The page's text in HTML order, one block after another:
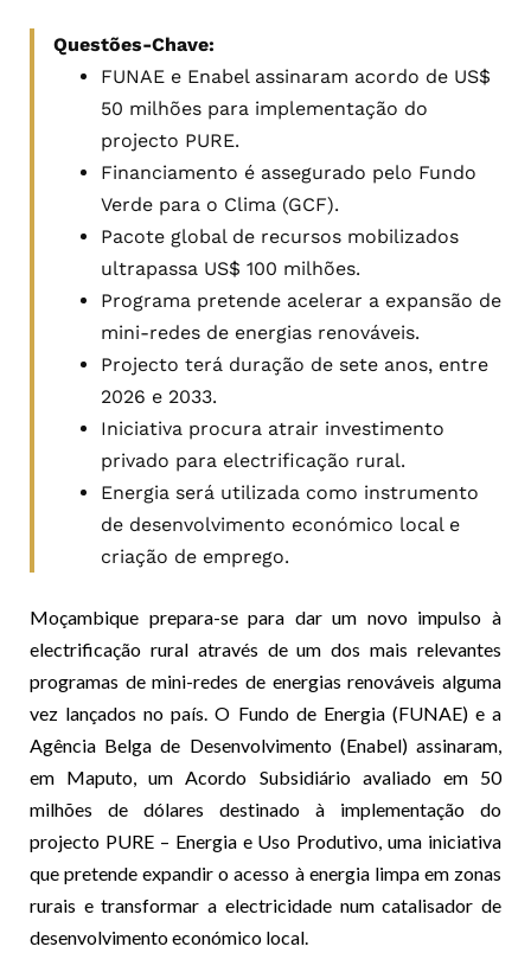
Questões-Chave:
FUNAE e Enabel assinaram acordo de US$
50 milhões para implementação do
projecto PURE.
Financiamento é assegurado pelo Fundo
Verde para o Clima (GCF).
Pacote global de recursos mobilizados
ultrapassa US$ 100 milhões.
Programa pretende acelerar a expansão de
mini-redes de energias renováveis.
Projecto terá duração de sete anos, entre
2026 e 2033.
Iniciativa procura atrair investimento
privado para electrificação rural.
Energia será utilizada como instrumento
de desenvolvimento económico local e
criação de emprego.
Moçambique prepara-se para dar um novo impulso à
electrificação rural através de um dos mais relevantes
programas de mini-redes de energias renováveis alguma
vez lançados no país. O Fundo de Energia (FUNAE) e a
Agência Belga de Desenvolvimento (Enabel) assinaram,
em Maputo, um Acordo Subsidiário avaliado em 50
milhões de dólares destinado à implementação do
projecto PURE – Energia e Uso Produtivo, uma iniciativa
que pretende expandir o acesso à energia limpa em zonas
rurais e transformar a electricidade num catalisador de
desenvolvimento económico local.